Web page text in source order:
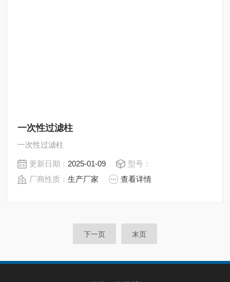
一次性过滤柱
一次性过滤柱
更新日期： 2025-01-09
型号：
厂商性质：生产厂家 查看详情
下一页 末页